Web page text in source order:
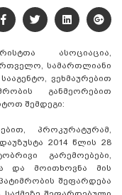
ასოციაცია,
სამართლიანი
ვეხმაურებით
განმეორებით
შემდეგი:
პროკურატურამ,
2014 წლის 28
გარემოებები,
და მოითხოვნა მის
შეფარდება